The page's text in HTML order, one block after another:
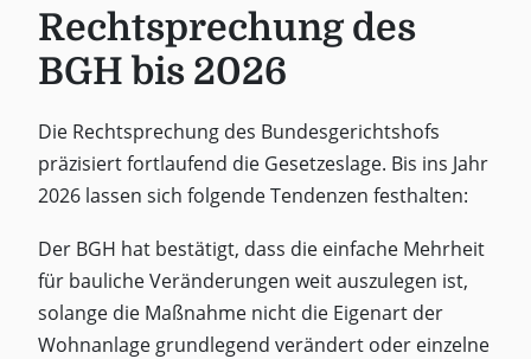
Rechtsprechung des
BGH bis 2026
Die Rechtsprechung des Bundesgerichtshofs
präzisiert fortlaufend die Gesetzeslage. Bis ins Jahr
2026 lassen sich folgende Tendenzen festhalten:
Der BGH hat bestätigt, dass die einfache Mehrheit
für bauliche Veränderungen weit auszulegen ist,
solange die Maßnahme nicht die Eigenart der
Wohnanlage grundlegend verändert oder einzelne